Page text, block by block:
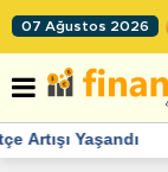
07 Ağustos 2026
22:24 TCMB'nin